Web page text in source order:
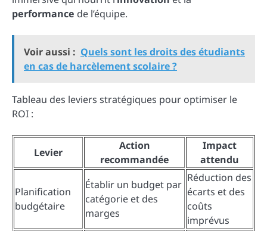
performance de l’équipe.
Voir aussi : Quels sont les droits des étudiants
en cas de harcèlement scolaire ?
Tableau des leviers stratégiques pour optimiser le
ROI :
Levier
Action
recommandée
Impact
attendu
Planification
budgétaire
Établir un budget par
catégorie et des
marges
Réduction des
écarts et des
coûts
imprévus